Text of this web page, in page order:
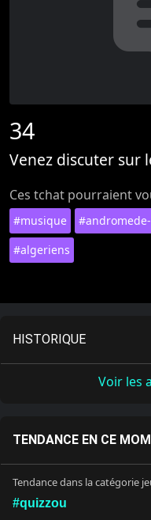
34
Venez discuter sur
Ces tchat pourraient
#musique
#algeriens
HISTORIQUE
Voir les
TENDANCE EN CE
Tendance dans la catégorie
#quizzou